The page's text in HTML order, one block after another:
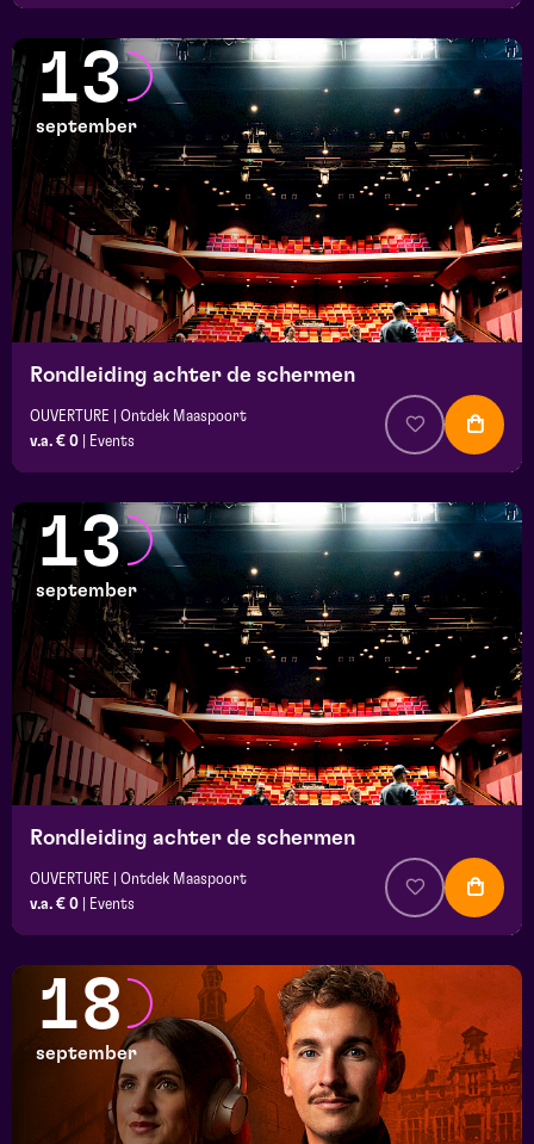
13
september
Rondleiding achter de schermen
OUVERTURE | Ontdek Maaspoort
v.a. € 0
Events
13
september
Rondleiding achter de schermen
OUVERTURE | Ontdek Maaspoort
v.a. € 0
Events
18
september